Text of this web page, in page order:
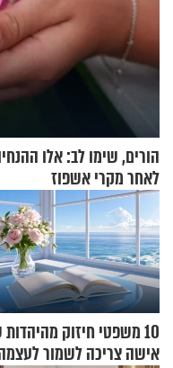
הורים, שימו לב: אלו
לאחר מקרי אשפוז
10 משפטי חיזוק
אישה צריכה לשמור